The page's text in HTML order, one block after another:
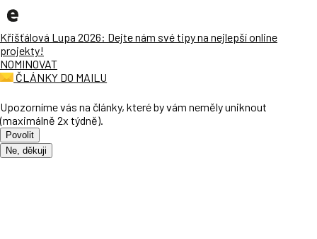
Křišťálová Lupa 2026: Dejte nám své tipy na nejlepší online
projekty!
NOMINOVAT
ČLÁNKY DO MAILU
Upozorníme vás na články, které by vám neměly uniknout
(maximálně 2x týdně).
Povolit
Ne, děkuji